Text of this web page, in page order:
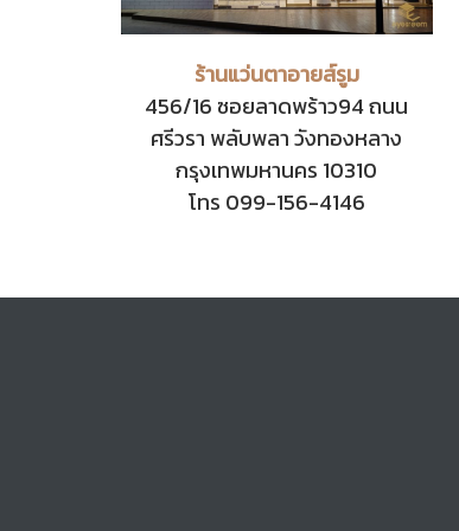
ร้านแว่นตาอายส์รูม
456/16 ซอยลาดพร้าว94 ถนน
ศรีวรา พลับพลา วังทองหลาง
กรุงเทพมหานคร 10310
โทร 099-156-4146